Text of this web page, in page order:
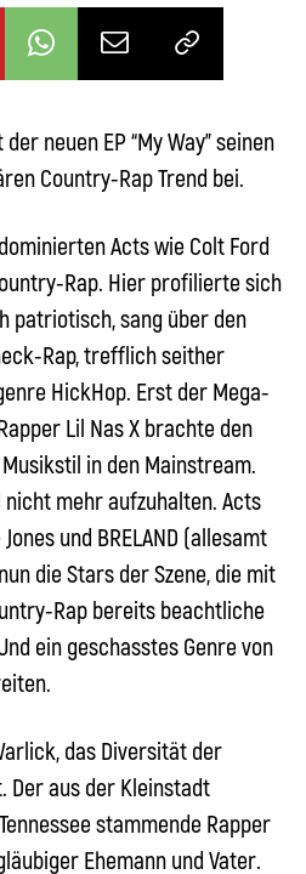
neuen EP “My Way” seinen
Country-Rap Trend bei.
Acts wie Colt Ford
Rap. Hier profilierte sich
patriotisch, sang über den
Rap, trefflich seither
HickHop. Erst der Mega-
Lil Nas X brachte den
in den Mainstream.
mehr aufzuhalten. Acts
und BRELAND (allesamt
die Stars der Szene, die mit
Rap bereits beachtliche
ein geschasstes Genre von
das Diversität der
Der aus der Kleinstadt
stammende Rapper
Ehemann und Vater.